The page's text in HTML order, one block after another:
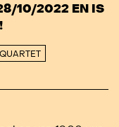
10/2022 EN IS